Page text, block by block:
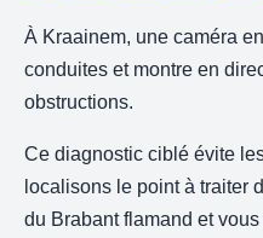
À Kraainem, une caméra
conduites et montre en
obstructions.
Ce diagnostic ciblé évite
localisons le point à traiter
du Brabant flamand et